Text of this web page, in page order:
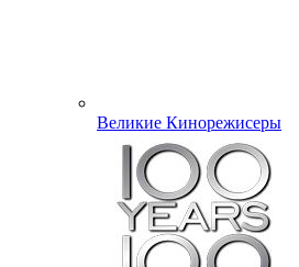
Великие Кинорежисеры